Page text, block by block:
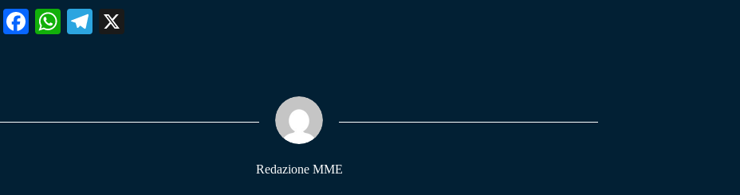
Fa W
pp
Te
m
Redazione MME